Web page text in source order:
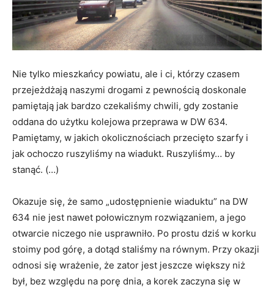
Nie tylko mieszkańcy powiatu, ale i ci, którzy czasem
przejeżdżają naszymi drogami z pewnością doskonale
pamiętają jak bardzo czekaliśmy chwili, gdy zostanie
oddana do użytku kolejowa przeprawa w DW 634.
Pamiętamy, w jakich okolicznościach przecięto szarfy i
jak ochoczo ruszyliśmy na wiadukt. Ruszyliśmy… by
stanąć. (…)
Okazuje się, że samo „udostępnienie wiaduktu” na DW
634 nie jest nawet połowicznym rozwiązaniem, a jego
otwarcie niczego nie usprawniło. Po prostu dziś w korku
stoimy pod górę, a dotąd staliśmy na równym. Przy okazji
odnosi się wrażenie, że zator jest jeszcze większy niż
był, bez względu na porę dnia, a korek zaczyna się w